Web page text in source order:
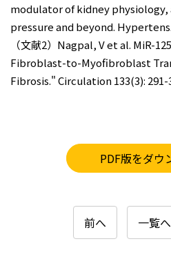
modulator of kidney physiology,
pressure and beyond. Hypertens.
（文献2）Nagpal, V et al. MiR-
Fibroblast-to-Myofibroblast
Fibrosis." Circulation 133(3): 291-
PDF版をダウ
前へ 一覧へ